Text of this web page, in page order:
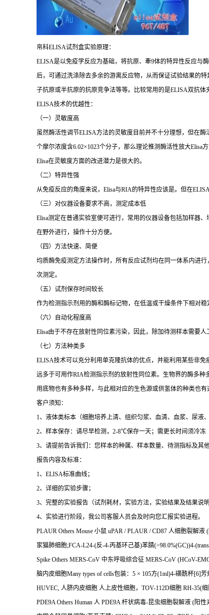
帛科ELISA试剂盒实验原理：
ELISA是以免疫学反应为基础，将抗原、牽9体的特异性反应与
后，可通过洗涤除去多余的游离反应物，从而保证试验结果的
子抗原或半抗原的抗原竞争法等等。比较常用的是ELISA双抗体
ELISA技术的优越性：
（一）灵敏度高
虽然酶活性调节ELISA方法的灵敏度目前并不十分理想，但在酶
个摩尔浓度含6.02×1023个分子，那么理论推测酶活性放大Elisa
Elisa在灵敏度方面的改进潜力是很大的。
（二）特异性强
从免疫反应的角度来说， Elisa与RIA的特异性应该是。但在ELISA
（三）对仪器设备要求不高，测定成本低
Elisa测定在普通实验室便可进行，常用的仪器设备包括加样器
在野外进行，操作十分方便。
（四）方法快速、简便
均质酶免疫测定方法操作时，所有反应试剂均在同一体系内进
次测定。
（五）试剂保存时间较长
作为检测指示剂用的酶和酶标记物，在低温或干燥条件下相对稳
（六）自动化程度高
Elisa由于不存在放射性同位素污染，因此，除加待测样本需要
（七）方法种类多
ELISA技术可以充分利用单克隆抗体的优点，并能利用某些非免
远多于可用作RIA检测指示剂的放射性同位素。生物界的酶多种
用底物也有多种多样，与此相对应的生色源或供氢体的种类也有
客户须知：
1、液体类标本（细胞培养上清、组织匀浆、血清、血浆、尿液
2、样本保存：请尽早检测， 2-8℃保存一天；需更长时间须冷冻
3、请提前告诉我们：您样本的种属、样本数量、待测指标及其他
报告内容及标准：
1、 ELISA标准曲线；
2、详细的实验步骤；
3、完整的实验报告（试剂耗材，实验方法，实验结果及结果说明
4、实验进行阶段，我公司客服人员会及时向您汇报实验进程。
PLAUR Others Mouse 小鼠 uPAR / PLAUR / CD87 人细胞裂解液 (
家猫肺细胞;FCA-L24-(反-4-丙基环己基)苯腈(>98.0%(GC))4-
Spike Others MERS-CoV 中东呼吸综合征 MERS-CoV (HCoV-
脑内皮细胞Many types of cells包装： 5 × 105方(1ml)4-磺酰杯[6]芳
HUVEC, 人脐内皮细胞 人上皮性细胞， TOV-112D细胞 RH-35(
PDE9A Others Human 人 PDE9A 杆状病毒-昆虫细胞裂解液 (阳性